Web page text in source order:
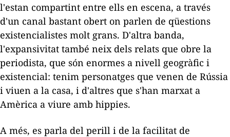
l'estan compartint entre ells en escena, a través
d'un canal bastant obert on parlen de qüestions
existencialistes molt grans. D'altra banda,
l'expansivitat també neix dels relats que obre la
periodista, que són enormes a nivell geogràfic i
existencial: tenim personatges que venen de Rússia
i viuen a la casa, i d'altres que s'han marxat a
Amèrica a viure amb hippies.
A més, es parla del perill i de la facilitat de